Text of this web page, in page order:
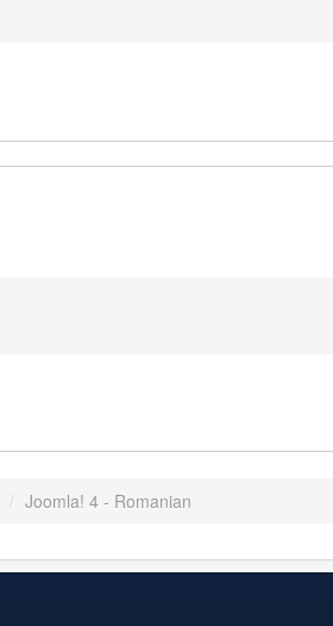
/ Joomla! 4 - Romanian